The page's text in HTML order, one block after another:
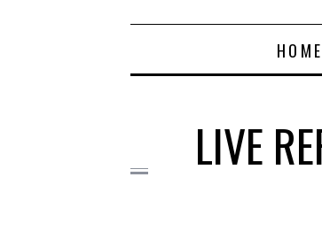
HOME
LIVE